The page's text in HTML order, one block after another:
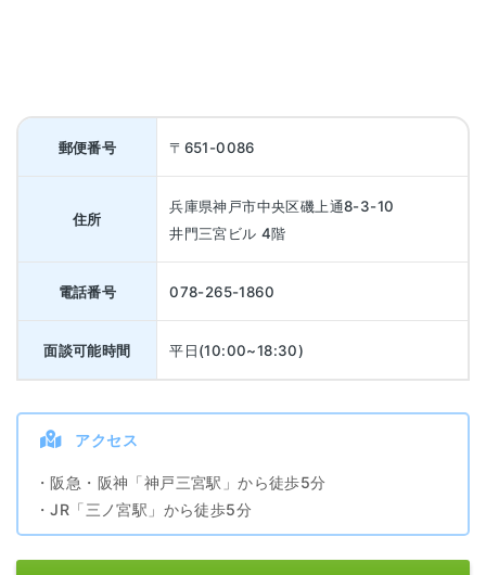
郵便番号 〒651-0086
住所
兵庫県神戸市中央区磯上通8-3-10
井門三宮ビル 4階
電話番号 078-265-1860
面談可能時間 平日(10:00~18:30)
アクセス
・阪急・阪神「神戸三宮駅」から徒歩5分
・JR「三ノ宮駅」から徒歩5分